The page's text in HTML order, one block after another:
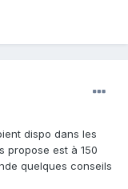
dispo dans les
propose est à 150
quelques conseils